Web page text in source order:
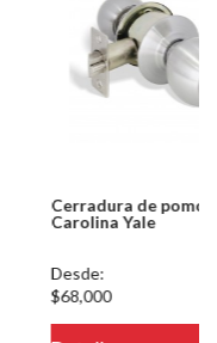
ferreinox.pagegear.co/
de pomo
Yale